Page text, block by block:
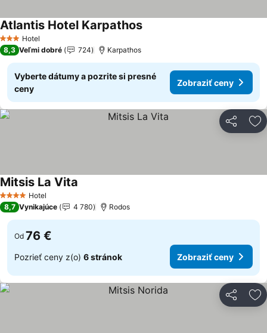
3 Počet hviezdičiek
Hotel
Atlantis Hotel KarpathosZobraziť ceny
8,3 Veľmi dobré 724 Karpathos
Vyberte dátumy a pozrite si presné
ceny
Zobraziť ceny
Zdieľať
4 Počet hviezdičiek
Hotel
Mitsis La Vita
8,7 Vynikajúce 4 780 Rodos
Od 76 €
Pozrieť ceny z(o) 6 stránok Zobraziť ceny
Zdieľať